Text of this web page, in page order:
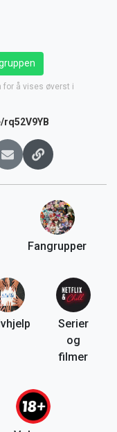
for å vises øverst i
Fangrupper
Serier
og
filmer